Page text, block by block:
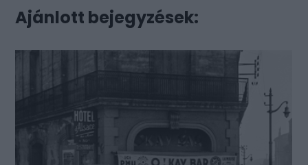
Ajánlott bejegyzések: